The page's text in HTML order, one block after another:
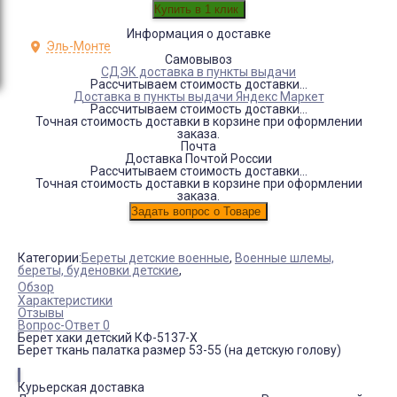
Информация о доставке
Эль-Монте
Самовывоз
СДЭК доставка в пункты выдачи
Рассчитываем стоимость доставки...
Доставка в пункты выдачи Яндекс Маркет
Рассчитываем стоимость доставки...
Точная стоимость доставки в корзине при оформлении
заказа.
Почта
Доставка Почтой России
Рассчитываем стоимость доставки...
Точная стоимость доставки в корзине при оформлении
заказа.
Категории:Береты детские военные, Военные шлемы,
береты, буденовки детские,
Обзор
Характеристики
Отзывы
Вопрос-Ответ 0
Берет хаки детский КФ-5137-Х
Берет ткань палатка размер 53-55 (на детскую голову)
Курьерская доставка